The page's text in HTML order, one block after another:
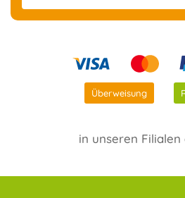
Überweisung
in unseren Filialen